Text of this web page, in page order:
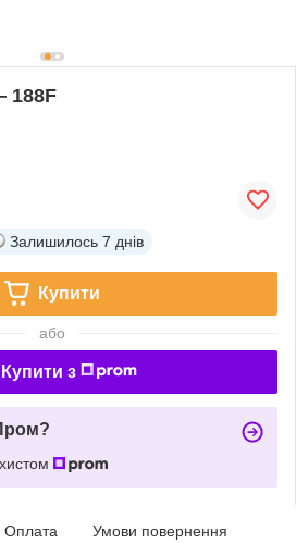
188F
Залишилось 7 днів
Купити
або
Купити з
Оплата Умови повернення